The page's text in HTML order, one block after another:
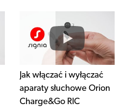
Jak włączać i wyłączać
aparaty słuchowe Orion
Charge&Go RIC